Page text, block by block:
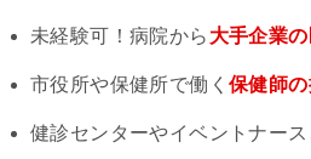
未経験可！病院から 大手企業
市役所や保健所で働く 保健師
健診センターやイベントナー